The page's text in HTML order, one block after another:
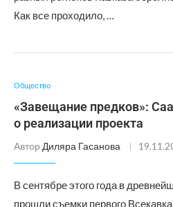
Как все проходило, …
Общество
«Завещание предков»:
о реализации проекта
Автор Диляра Гасанова
В сентябре этого года в
прошли съемки первого